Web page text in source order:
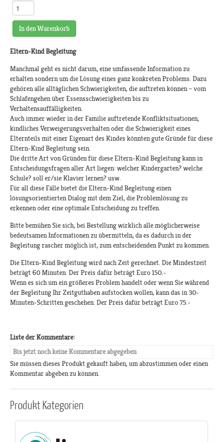
In den Warenkorb
Eltern-Kind Begleitung
Manchmal geht es nicht darum, eine umfassende Information zu
erhalten sondern um die Lösung eines ganz konkreten Problems. Dazu
gehören alle alltäglichen Schwierigkeiten, die auftreten können – vom
Schlafengehen über Essensschwierigkeiten bis zu
Verhaltensauffälligkeiten.
Auch immer wieder in der Familie auftretende Konfliktsituationen,
kindliches Verweigerungsverhalten oder die Schwierigkeit eines
Elternteils mit einer Eigenart des Kindes könnten gute Gründe für diese
Eltern-Kind Begleitung sein.
Die dritte Art von Gründen für diese Eltern-Kind Begleitung kann in
Entscheidungsfragen aller Art liegen: welcher Kindergarten? welche
Schule? soll er/sie Klavier lernen? usw.
Für all diese Fälle bietet die Eltern-Kind Begleitung einen
lösungsorientierten Dialog mit dem Ziel, die Problemlösung zu
erkennen oder eine optimale Entscheidung zu treffen.
Bitte bemühen Sie sich, bei Bestellung wirklich alle möglicherweise
bedeutsamen Informationen zu übermitteln, da es dadurch in der
Begleitung rascher möglich ist, zum entscheidenden Punkt zu kommen.
Die Eltern-Kind Begleitung wird nach Zeit gerechnet. Die Mindestzeit
beträgt 60 Minuten. Der Preis dafür beträgt Euro 150.-
Wenn es sich um ein größeres Problem handelt oder wenn Sie während
der Begleitung Ihr Zeitguthaben aufstocken wollen, kann das in 30-
Minuten-Schritten geschehen. Der Preis dafür beträgt Euro 75.-
Liste der Kommentare:
Bis jetzt noch keine Kommentare abgegeben
Sie müssen dieses Produkt gekauft haben, um abzustimmen oder einen
Kommentar abgeben zu können.
ProduktKategorien